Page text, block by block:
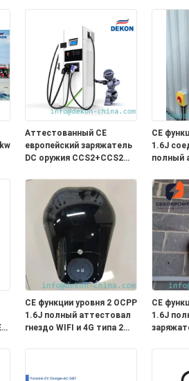
Аттестованный CE
европейский заряжатель
DC оружия CCS2+CCS2
360kw быстрый для
электрический поручать
автобуса или тележки
CE
1.6J
полный
EV с 5
CE функции уровня 2 OCPP
1.6J полный аттестовал
гнездо WIFI и 4G типа 2
CE
1.6J
WIFI и 4G